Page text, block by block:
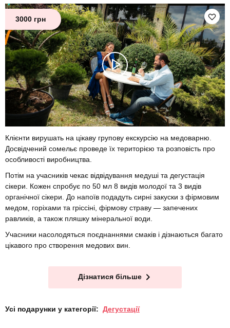
3000 грн
Клієнти вирушать на цікаву групову екскурсію на медоварню.
Досвідчений сомельє проведе їх територією та розповість про
особливості виробництва.
Потім на учасників чекає відвідування медуші та дегустація
сікери. Кожен спробує по 50 мл 8 видів молодої та 3 видів
органічної сікери. До напоїв подадуть сирні закуски з фірмовим
медом, горіхами та гріссіні, фірмову страву — запечених
равликів, а також пляшку мінеральної води.
Учасники насолодяться поєднаннями смаків і дізнаються багато
цікавого про створення медових вин.
Дізнатися більше
Усі подарунки у категорії: Дегустації